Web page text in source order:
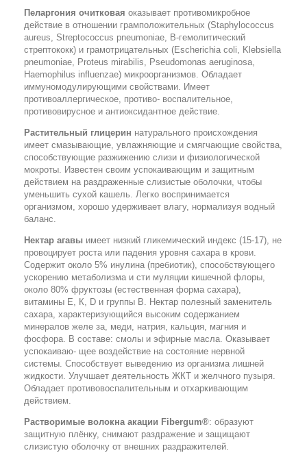
Пеларгония очитковая оказывает противомикробное
действие в отношении грамположительных (Staphylococcus
aureus, Streptococcus pneumoniае, В-гемолитический
стрептококк) и грамотрицательных (Escherichia coli, Klebsiella
pneumoniae, Proteus mirabilis, Pseudomonas aeruginosa,
Haemophilus influenzae) микроорганизмов. Обладает
иммуномодулирующими свойствами. Имеет
противоаллергическое, противо- воспалительное,
противовирусное и антиоксидантное действие.
Растительный глицерин натурального происхождения
имеет смазывающие, увлажняющие и смягчающие свойства,
способствующие разжижению слизи и физиологической
мокроты. Известен своим успокаивающим и защитным
действием на раздраженные слизистые оболочки, чтобы
уменьшить сухой кашель. Легко воспринимается
организмом, хорошо удерживает влагу, нормализуя водный
баланс.
Нектар агавы имеет низкий гликемический индекс (15-17), не
провоцирует роста или падения уровня сахара в крови.
Содержит около 5% инулина (пребиотик), способствующего
ускорению метаболизма и сти муляции кишечной флоры,
около 80% фруктозы (естественная форма сахара),
витамины Е, К, D и группы В. Нектар полезный заменитель
сахара, характеризующийся высоким содержанием
минералов желе за, меди, натрия, кальция, магния и
фосфора. В составе: смолы и эфирные масла. Оказывает
успокаиваю- щее воздействие на состояние нервной
системы. Способствует выведению из организма лишней
жидкости. Улучшает деятельность ЖКТ и желчного пузыря.
Обладает противовоспалительным и отхаркивающим
действием.
Растворимые волокна акации Fibergum®: образуют
защитную плёнку, снимают раздражение и защищают
слизистую оболочку от внешних раздражителей.